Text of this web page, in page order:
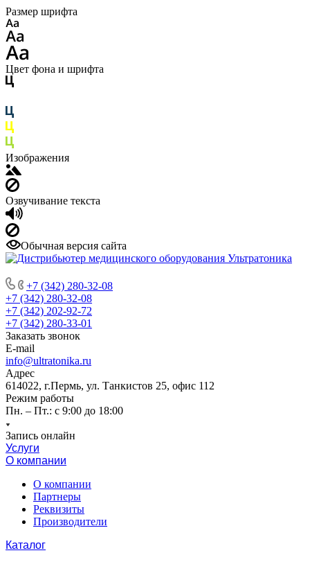
Размер шрифта
Цвет фона и шрифта
Изображения
Озвучивание текста
Обычная версия сайта
+7 (342) 280-32-08
+7 (342) 280-32-08
+7 (342) 202-92-72
+7 (342) 280-33-01
Заказать звонок
E-mail
info@ultratonika.ru
Адрес
614022, г.Пермь, ул. Танкистов 25, офис 112
Режим работы
Пн. – Пт.: с 9:00 до 18:00
Запись онлайн
Услуги
О компании
О компании
Партнеры
Реквизиты
Производители
Каталог